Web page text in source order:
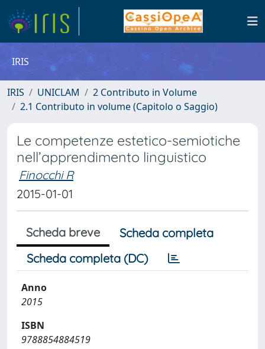
IRIS
IRIS UNICLAM
2 Contributo in Volume
2.1 Contributo in volume (Capitolo o Saggio)
Le competenze estetico-semiotiche
nell’apprendimento linguistico
Finocchi R
2015-01-01
Scheda breve
Scheda completa
Scheda completa (DC)
Anno
2015
ISBN
9788854884519